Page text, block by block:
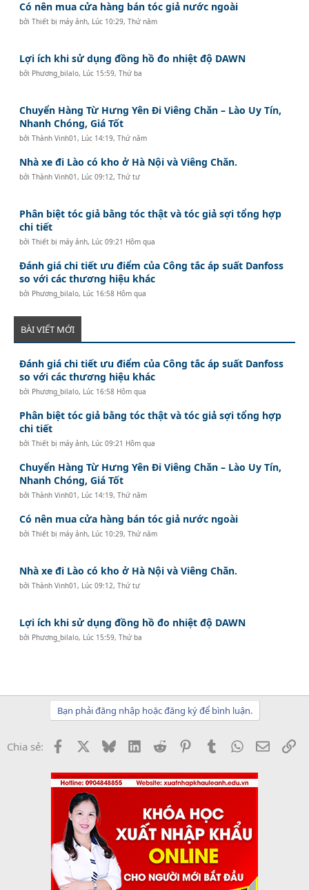
Có nên mua cửa hàng bán tóc giả nước ngoài
bởiThiết bị máy ảnh, Lúc 10:29, Thứ năm
Lợi ích khi sử dụng đồng hồ đo nhiệt độ DAWN
bởi Phương_bilalo, Lúc 15:59, Thứ ba
Chuyển Hàng Từ Hưng Yên Đi Viêng Chăn – Lào Uy Tín,
Nhanh Chóng, Giá Tốt
bởiThành Vinh01 , Lúc 14:19, Thứ năm
Nhà xe đi Lào có kho ở Hà Nội và Viêng Chăn.
bởiThành Vinh01 , Lúc 09:12, Thứ tư
Phân biệt tóc giả bằng tóc thật và tóc giả sợi tổng hợp
chi tiết
bởiThiết bị máy ảnh, Lúc 09:21 Hôm qua
Đánh giá chi tiết ưu điểm của Công tắc áp suất Danfoss
so với các thương hiệu khác
bởi Phương_bilalo, Lúc 16:58 Hôm qua
BÀI VIẾT MỚI
Đánh giá chi tiết ưu điểm của Công tắc áp suất Danfoss
so với các thương hiệu khác
bởi Phương_bilalo, Lúc 16:58 Hôm qua
Phân biệt tóc giả bằng tóc thật và tóc giả sợi tổng hợp
chi tiết
bởiThiết bị máy ảnh, Lúc 09:21 Hôm qua
Chuyển Hàng Từ Hưng Yên Đi Viêng Chăn – Lào Uy Tín,
Nhanh Chóng, Giá Tốt
bởiThành Vinh01 , Lúc 14:19, Thứ năm
Có nên mua cửa hàng bán tóc giả nước ngoài
bởiThiết bị máy ảnh, Lúc 10:29, Thứ năm
Nhà xe đi Lào có kho ở Hà Nội và Viêng Chăn.
bởiThành Vinh01 , Lúc 09:12, Thứ tư
Lợi ích khi sử dụng đồng hồ đo nhiệt độ DAWN
bởi Phương_bilalo, Lúc 15:59, Thứ ba
Bạn phải đăng nhập hoặc đăng ký để bình luận.
Chia sẻ: Facebook BlueskyLinkedInReddit PinterestTumblrWhatsApp
Email